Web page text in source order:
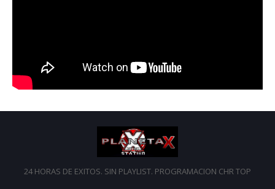
24 HORAS DE EXITOS. SIN PLAYLIST. PROGRAMACION CHR TOP